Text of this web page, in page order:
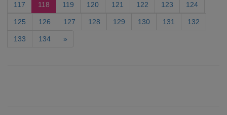
117 118 119 120 121 122 123 124
125 126 127 128 129 130 131 132
133 134 »